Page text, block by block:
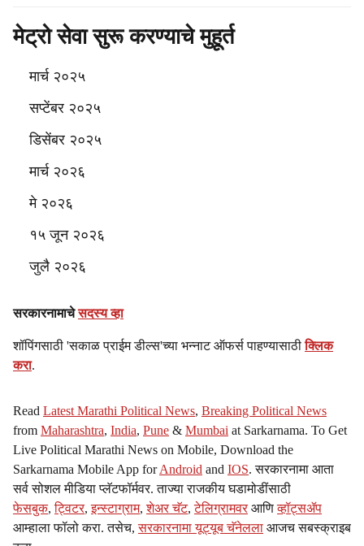
मेट्रो सेवा सुरू करण्याचे मुहूर्त
मार्च २०२५
सप्टेंबर २०२५
डिसेंबर २०२५
मार्च २०२६
मे २०२६
१५ जून २०२६
जुलै २०२६
सरकारनामाचेसदस्य व्हा
शॉपिंगसाठी 'सकाळ प्राईम डील्स'च्या भन्नाट ऑफर्स पाहण्यासाठीक्लिक
करा.
Read Latest Marathi Political News, Breaking Political News
from Maharashtra, India, Pune & Mumbai at Sarkarnama. To Get
Live Political Marathi News on Mobile, Download the
Sarkarnama Mobile App forAndroid and IOS. सरकारनामा आता
सर्व सोशल मीडिया प्लॅटफॉर्मवर. ताज्या राजकीय घडामोडींसाठी
फेसबुक,ट्विटर,इन्स्टाग्राम,शेअर चॅट,टेलिग्रामवर आणिव्हॉट्सॲप
आम्हाला फॉलो करा. तसेच,सरकारनामा यूट्यूब चॅनेलला आजच सबस्क्राइब